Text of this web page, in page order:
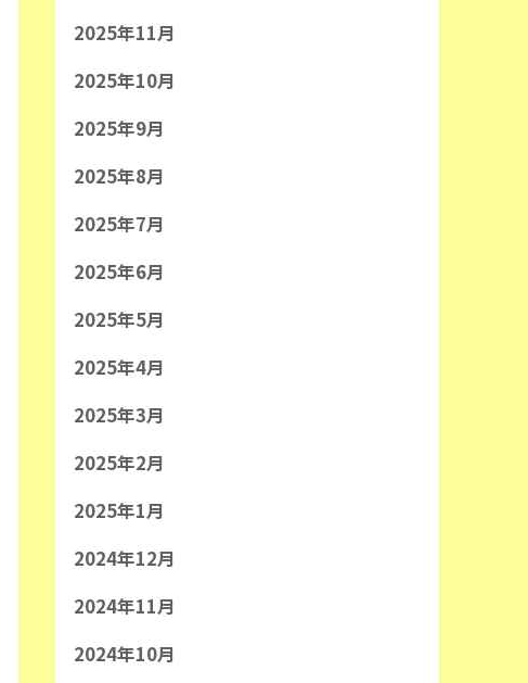
2025年11月
2025年10月
2025年9月
2025年8月
2025年7月
2025年6月
2025年5月
2025年4月
2025年3月
2025年2月
2025年1月
2024年12月
2024年11月
2024年10月